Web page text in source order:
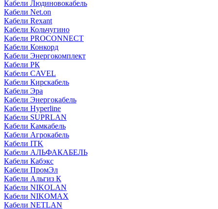
Кабели Людиновокабель
Кабели Net.on
Кабели Rexant
Кабели Кольчугино
Кабели PROCONNECT
Кабели Конкорд
Кабели Энергокомплект
Кабели РК
Кабели CAVEL
Кабели Кирскабель
Кабели Эра
Кабели Энергокабель
Кабели Hyperline
Кабели SUPRLAN
Кабели Камкабель
Кабели Агрокабель
Кабели ITK
Кабели АЛЬФАКАБЕЛЬ
Кабели Кабэкс
Кабели ПромЭл
Кабели Альгиз К
Кабели NIKOLAN
Кабели NIKOMAX
Кабели NETLAN